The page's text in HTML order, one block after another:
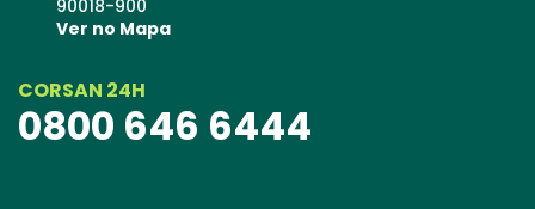
90018-900
Ver no Mapa
CORSAN 24H
0800 646 6444